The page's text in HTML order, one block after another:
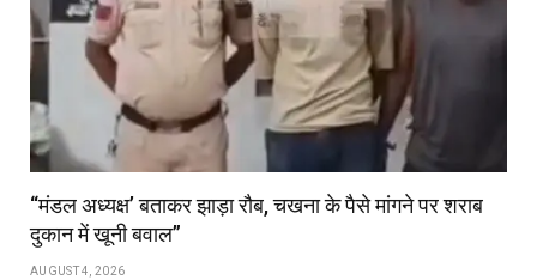
“मंडल अध्यक्ष’ बताकर झाड़ा रौब, चखना के पैसे मांगने पर शराब
दुकान में खूनी बवाल”
AUGUST 4, 2026